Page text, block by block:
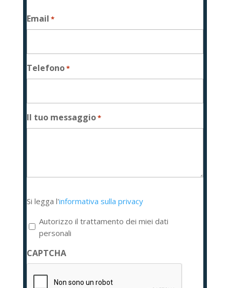
Email *
Telefono*
Il tuo messaggio*
legga
l'informativa
sulla
privacy
*
Si legga l'informativa sulla privacy
Autorizzo il trattamento dei miei dati
personali
CAPTCHA